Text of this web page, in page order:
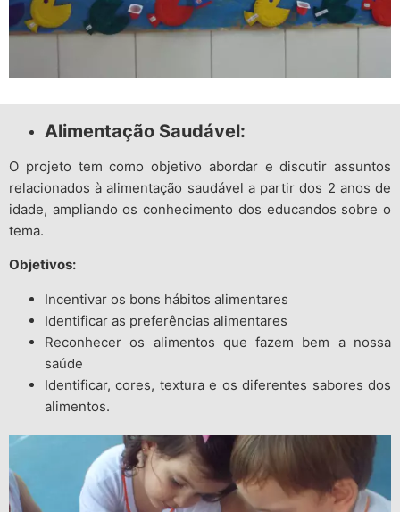
Alimentação Saudável:
O projeto tem como objetivo abordar e discutir assuntos
relacionados à alimentação saudável a partir dos 2 anos de
idade, ampliando os conhecimento dos educandos sobre o
tema.
Objetivos:
Incentivar os bons hábitos alimentares
Identificar as preferências alimentares
Reconhecer os alimentos que fazem bem a nossa
saúde
Identificar, cores, textura e os diferentes sabores dos
alimentos.